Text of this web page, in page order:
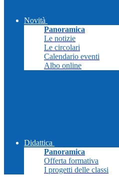
Novità
Panoramica
Le notizie
Le circolari
Calendario eventi
Albo online
Didattica
Panoramica
Offerta formativa
I progetti delle classi